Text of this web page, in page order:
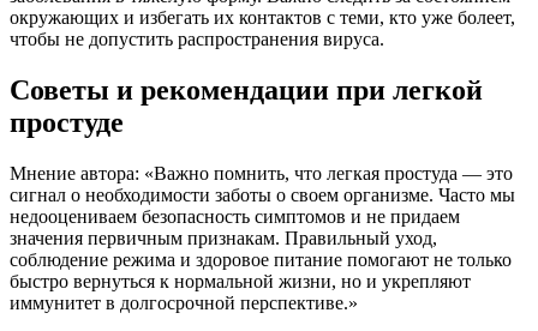
окружающих и избегать их контактов с теми, кто уже болеет,
чтобы не допустить распространения вируса.
Советы и рекомендации при легкой
простуде
Мнение автора: «Важно помнить, что легкая простуда — это
сигнал о необходимости заботы о своем организме. Часто мы
недооцениваем безопасность симптомов и не придаем
значения первичным признакам. Правильный уход,
соблюдение режима и здоровое питание помогают не только
быстро вернуться к нормальной жизни, но и укрепляют
иммунитет в долгосрочной перспективе.»